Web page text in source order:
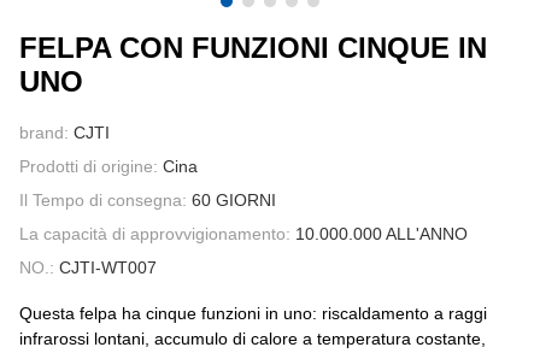
FELPA CON FUNZIONI CINQUE IN
UNO
brand: CJTI
Prodotti di origine: Cina
Il Tempo di consegna: 60 GIORNI
La capacità di approvvigionamento: 10.000.000 ALL'ANNO
NO.: CJTI-WT007
Questa felpa ha cinque funzioni in uno: riscaldamento a raggi
infrarossi lontani, accumulo di calore a temperatura costante,